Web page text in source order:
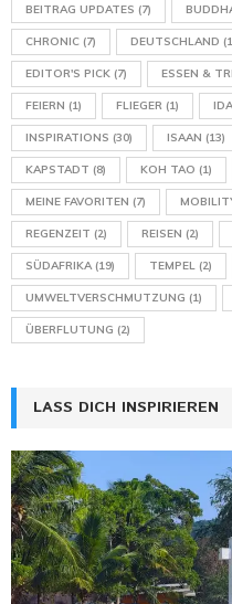
BEITRAG UPDATES (7)
CHRONIC (7) DEUTSCHLAND
EDITOR'S PICK (7) ESSEN &
FEIERN (1) FLIEGER (1)
INSPIRATIONS (30) ISAAN (13)
KAPSTADT (8) KOH TAO (1)
MEINE FAVORITEN (7)
REGENZEIT (2) REISEN (2)
SÜDAFRIKA(19) TEMPEL (2)
UMWELTVERSCHMUTZUNG (1)
ÜBERFLUTUNG (2)
LASS DICH INSPIRIEREN